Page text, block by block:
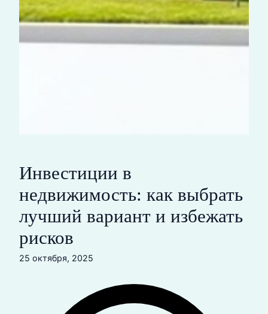
Инвестиции в
недвижимость: как выбрать
лучший вариант и избежать
рисков
25 октября, 2025